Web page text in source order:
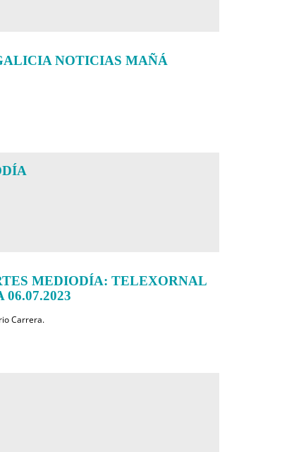
NOTICIAS MAÑÁ
MEDIODÍA: TELEXORNAL
Carrera.